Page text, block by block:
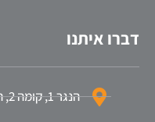
דברו איתנו
הנגר 1, קומה 2, הוד השרון 4527713